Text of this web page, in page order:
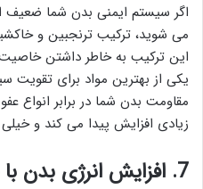
اگر سیستم ایمنی بدن شما
می شوید، ترکیب ترنجبین و
این ترکیب به خاطر داشتن خاصیت
یکی از بهترین مواد برای تقویت
مقاومت بدن شما در برابر انواع
زیادی افزایش پیدا می کند و
7. افزایش انرژی بدن با خاکشیر و ترنجبین